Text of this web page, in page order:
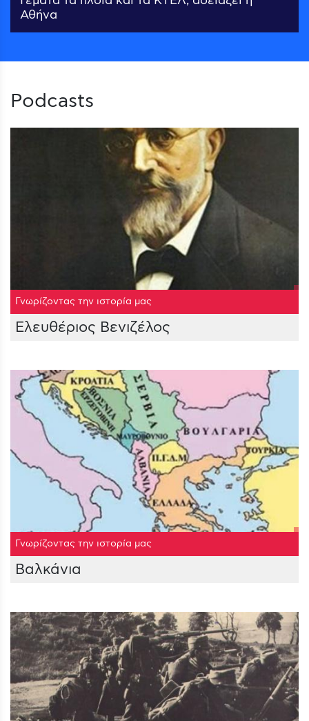
Αθήνα
Podcasts
Γνωρίζοντας την ιστορία μας
Ελευθέριος Βενιζέλος
Γνωρίζοντας την ιστορία μας
Βαλκάνια